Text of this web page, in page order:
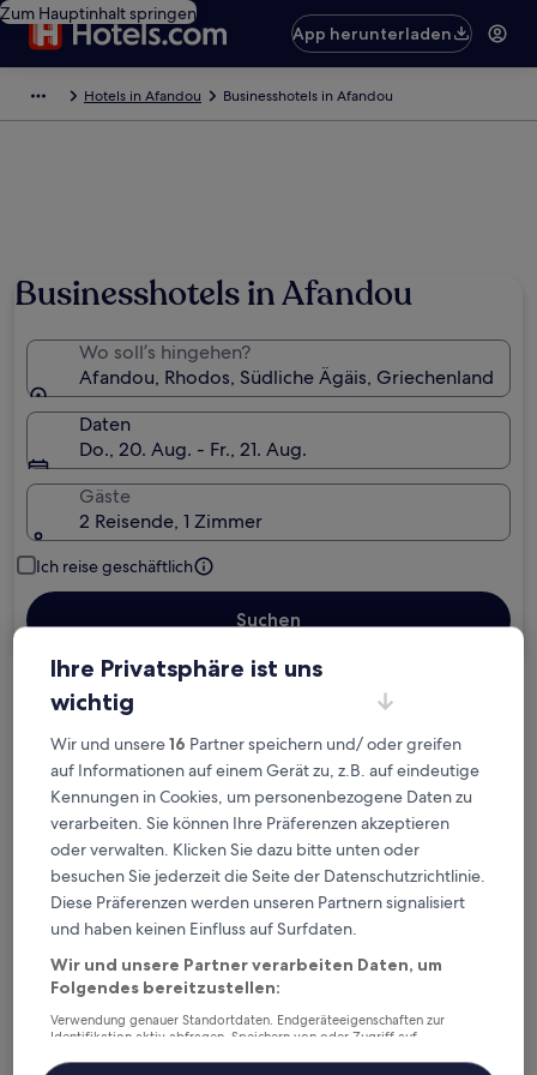
Zum Hauptinhalt springen
App herunterladen
Hotels in Afandou Businesshotels in Afandou
Businesshotels in Afandou
Wo soll’s hingehen?
Afandou, Rhodos, Südliche Ägäis, Griechenland
Daten
Do., 20. Aug. - Fr., 21. Aug.
Gäste
2 Reisende, 1 Zimmer
Ich reise geschäftlich
Suchen
Kostenlose Stornierung bei
Planänderungen
Verdiene Prämien für jede
wahrgenommene Übernachtung
Mehr sparen mit Preisen für Mitglieder
Überprüfe die Preise für diese Daten
Heute
6. Aug. - 7. Aug.
Morgen
7. Aug. - 8. Aug.
Ihre Privatsphäre ist uns
wichtig
Wir und unsere16 Partner speichern und/ oder greifen
auf Informationen auf einem Gerät zu, z.B. auf eindeutige
Kennungen in Cookies, um personenbezogene Daten zu
verarbeiten. Sie können Ihre Präferenzen akzeptieren
oder verwalten. Klicken Sie dazu bitte unten oder
besuchen Sie jederzeit die Seite der Datenschutzrichtlinie.
Diese Präferenzen werden unseren Partnern signalisiert
und haben keinen Einfluss auf Surfdaten.
Wir und unsere Partner verarbeiten Daten, um
Folgendes bereitzustellen:
Verwendung genauer Standortdaten. Endgeräteeigenschaften zur
Identifikation aktiv abfragen. Speichern von oder Zugriff auf
Inhalte, Messung von Werbeleistung und der Performance von Inhalten,